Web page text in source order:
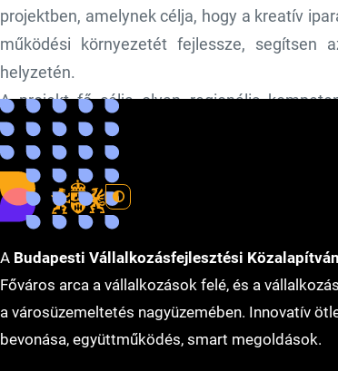
projektben, amelynek célja, hogy a kreatív
működési környezetét fejlessze, segítsen
helyzetén.
A projekt fő célja olyan regionális
megfelelő képzést nyújtanak elsősorban 15-
szeretnének vállalkozásokat alapítani.
A Budapesti Vállalkozásfejlesztési
Főváros arca a vállalkozások felé, és a
a városüzemeltetés nagyüzemében. Innovatív
bevonása, együttműködés, smart megoldások.